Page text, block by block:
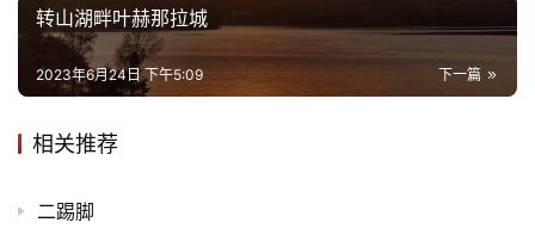
转山湖畔叶赫那拉城
下一篇
2023年6月24日 下午5:09
相关推荐
二踢脚